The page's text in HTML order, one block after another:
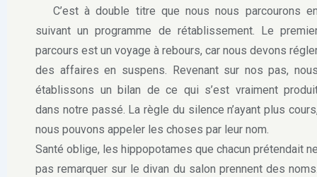
C’est à double titre que nous nous parcourons
suivant un programme de rétablissement. Le
parcours est un voyage à rebours, car nous devons
des affaires en suspens. Revenant sur nos pas,
établissons un bilan de ce qui s’est vraiment
dans notre passé. La règle du silence n’ayant plus
nous pouvons appeler les choses par leur nom.
Santé oblige, les hippopotames que chacun prétendait
pas remarquer sur le divan du salon prennent des